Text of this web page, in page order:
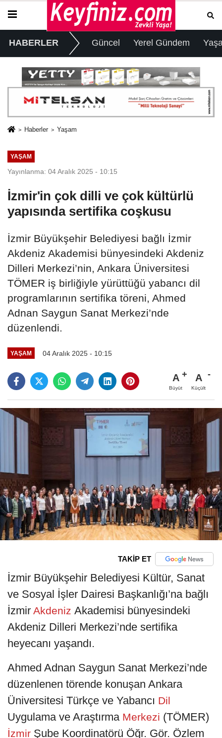
HABERLER Güncel Yerel Gündem
Haberler Yaşam
YAŞAM
Yayınlanma: 04 Aralık 2025 - 10:15
İzmir'in çok dilli ve çok kültürlü
yapısında sertifika coşkusu
İzmir Büyükşehir Belediyesi bağlı İzmir
Akdeniz Akademisi bünyesindeki Akdeniz
Dilleri Merkezi’nin, Ankara Üniversitesi
TÖMER iş birliğiyle yürüttüğü yabancı dil
programlarının sertifika töreni, Ahmed
Adnan Saygun Sanat Merkezi’nde
düzenlendi.
YAŞAM 04 Aralık 2025 - 10:15
A
Büyüt
A
Küçült
TAKİP ET
İzmir Büyükşehir Belediyesi Kültür, Sanat
ve Sosyal İşler Dairesi Başkanlığı’na bağlı
İzmir Akdeniz Akademisi bünyesindeki
Akdeniz Dilleri Merkezi’nde sertifika
heyecanı yaşandı.
Ahmed Adnan Saygun Sanat Merkezi’nde
düzenlenen törende konuşan Ankara
Üniversitesi Türkçe ve Yabancı Dil
Uygulama ve Araştırma Merkezi (TÖMER)
İzmir Şube Koordinatörü Öğr. Gör. Özlem